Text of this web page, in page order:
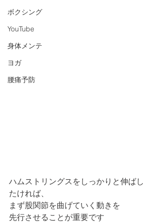
ボクシング
YouTube
身体メンテ
ヨガ
腰痛予防
ハムストリングスをしっかりと伸ばし
たければ、
まず股関節を曲げていく動きを
先行させることが重要です